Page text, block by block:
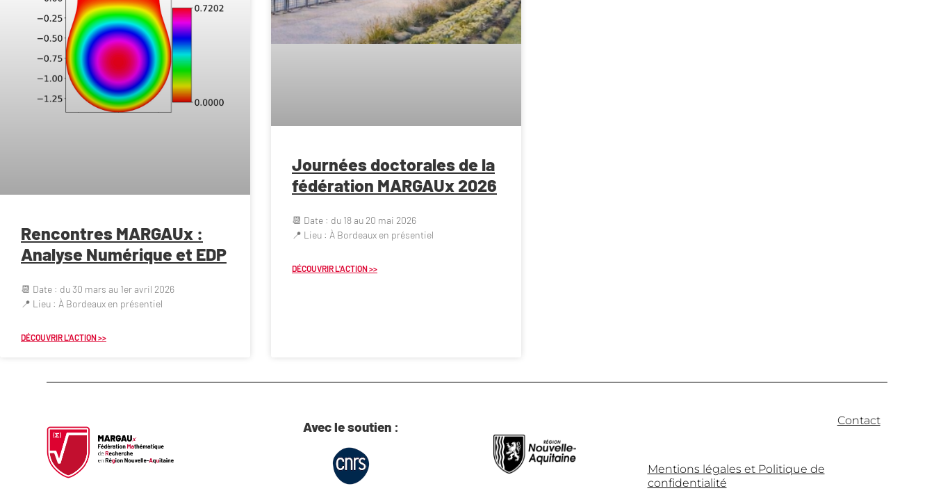
Rencontres MARGAUx :
Analyse Numérique et EDP
📆 Date : du 30 mars au 1er avril 2026
📍 Lieu : À Bordeaux en présentiel
DÉCOUVRIR L'ACTION >>
Journées doctorales de la
fédération MARGAUx 2026
📆 Date : du 18 au 20 mai 2026
📍 Lieu : À Bordeaux en présentiel
DÉCOUVRIR L'ACTION >>
Avec le soutien : Contact
Mentions légales et Politique de
confidentialité